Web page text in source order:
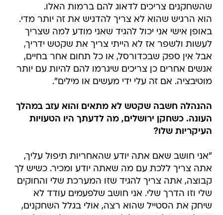
שהשחקנים צריכים לדאוג להם ברמות האלו.
הוא הרגיש שהוא לא צריך להדגיש את זה יותר מדי.
באופן אישי אני יכול להגיד שאני מודע למה שצריך
לעשות ולשפר אז לא הייתי צריך את שקטש ידריך,
אבל אין ספק שבכדורסל, או כל תחום אחר בחיים,
אנשים אחרים כן צריכים שיגרמו להם להיות עם יותר
מוטיבציה. אם זה עלי ידי מעשים או מילים".
ההנהלה חשבה שקטש לא מתאים והוא עזב במהלך
העונה. כשחקן ירושלים, מה לדעתך היו הטעויות
העיקריות שלו?
"אני חושב שאם אתה יודע שהאחריות תיפול עליך,
אתה צריך ללכת עם מה שאתה יודע ומכיר. כשיש לך
קבוצה, אתה צריך להגיד שזו המערכת שלי והחוקים
שלי וזו הדרך שלי. אני חושב שלפעמים עודד לא
שיחק את הסטייל שהוא רצה, אולי בגלל השחקנים,